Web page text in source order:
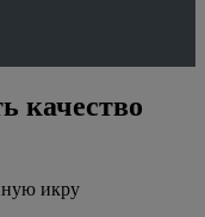
качество
икру